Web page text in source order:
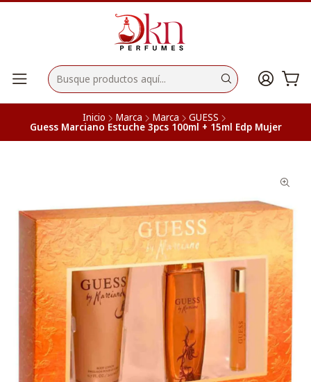
Inicio Marca Marca GUESS
Guess Marciano Estuche 3pcs 100ml + 15ml Edp Mujer